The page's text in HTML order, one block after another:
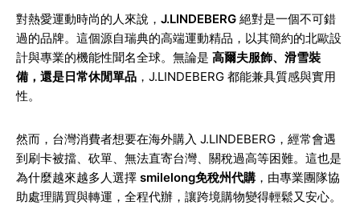
最新公告
聯絡方式
對熱愛運動時尚的人來說， J.LINDEBERG 絕對是一個不可錯
過的品牌。這個源自瑞典的高端運動精品，以其簡約的北歐設
計與專業的機能性聞名全球。無論是 高爾夫服飾、滑雪裝
備，還是日常休閒單品 ，J.LINDEBERG 都能兼具質感與實用
性。
然而，台灣消費者想要在海外購入 J.LINDEBERG，經常會遇
到刷卡被擋、砍單、無法直寄台灣、關稅過高等困難。這也是
為什麼越來越多人選擇 smilelong免稅州代購 ，由專業團隊協
助處理購買與轉運，全程代辦，讓跨境購物變得輕鬆又安心。